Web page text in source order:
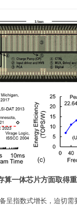
算一体芯片方面取得
呈指数式增长，迫切需